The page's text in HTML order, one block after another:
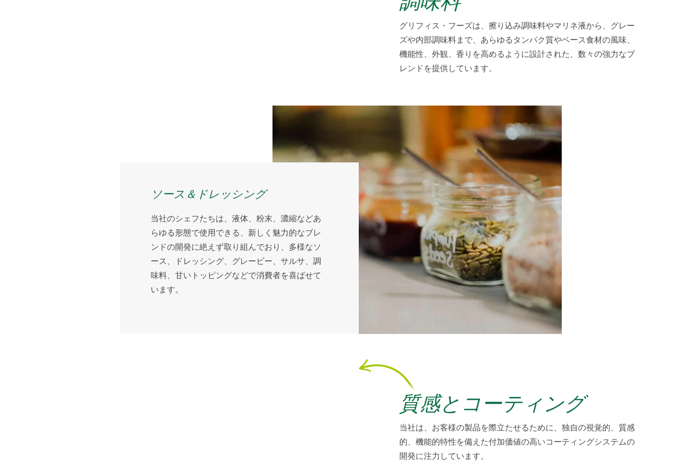
グリフィス・フーズは、擦り込み調味料やマリネ液から、グレー
ズや内部調味料まで、あらゆるタンパク質やベース食材の風味、
機能性、外観、香りを高めるように設計された、数々の強力なブ
レンドを提供しています。
ソース＆ドレッシング
当社のシェフたちは、液体、粉末、濃縮などあ
らゆる形態で使用できる、新しく魅力的なブレ
ンドの開発に絶えず取り組んでおり、多様なソ
ース、ドレッシング、グレービー、サルサ、調
味料、甘いトッピングなどで消費者を喜ばせて
います。
質感とコーティング
当社は、お客様の製品を際立たせるために、独自の視覚的、質感
的、機能的特性を備えた付加価値の高いコーティングシステムの
開発に注力しています。